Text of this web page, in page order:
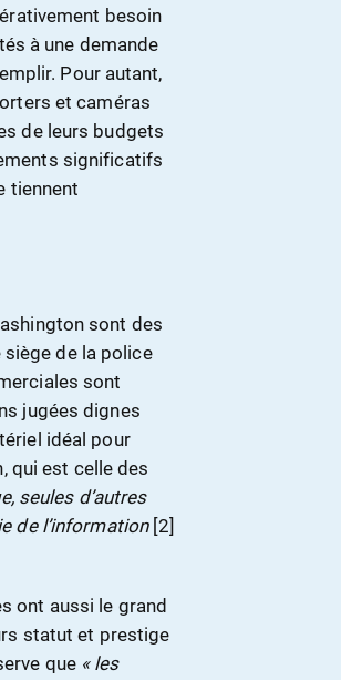
besoin
à une demande
Pour autant,
et caméras
de leurs budgets
significatifs
tiennent
sont des
siège de la police
sont
jugées dignes
idéal pour
qui est celle des
seules d’autres
de l’information[2]
ont aussi le grand
statut et prestige
que « les